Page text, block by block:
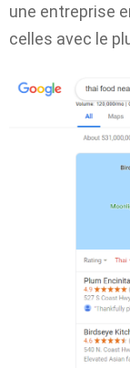
une entreprise
celles avec le